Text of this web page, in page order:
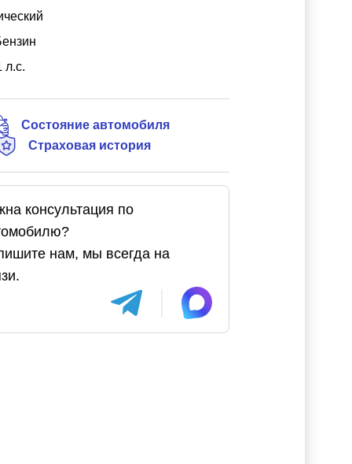
л.с.
Состояние автомобиля
Страховая история
консультация по
нам, мы всегда на